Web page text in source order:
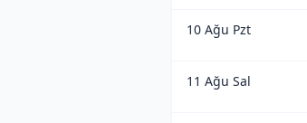
10 Ağu Pzt
11 Ağu Sal